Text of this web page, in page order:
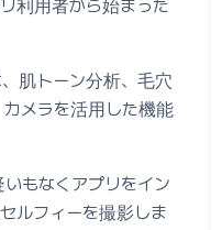
利用者から始まった
肌トーン分析、毛穴
メラを活用した機能
もなくアプリをイン
ルフィーを撮影しま